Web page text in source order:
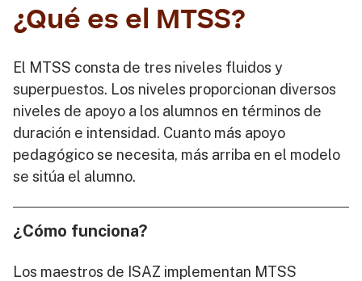
¿Qué es el MTSS?
El MTSS consta de tres niveles fluidos y
superpuestos. Los niveles proporcionan diversos
niveles de apoyo a los alumnos en términos de
duración e intensidad. Cuanto más apoyo
pedagógico se necesita, más arriba en el modelo
se sitúa el alumno.
¿Cómo funciona?
Los maestros de ISAZ implementan MTSS